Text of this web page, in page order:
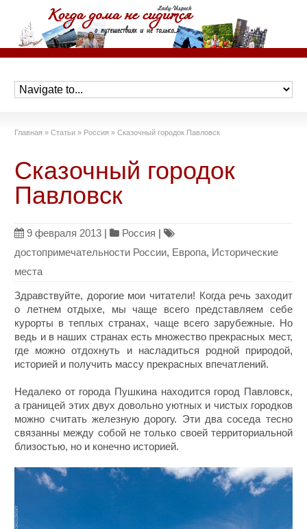
Главная » Статьи » Россия » Сказочный городок Павловск
Сказочный городок
Павловск
9 февраля 2013 | Россия |
достопримечательности России, Европа, Исторические
места
Здравствуйте, дорогие мои читатели! Когда речь заходит
о летнем отдыхе, мы чаще всего представляем себе
курорты в теплых странах, чаще всего зарубежные. Но
ведь и в наших странах есть множество прекрасных мест,
где можно отдохнуть и насладиться родной природой,
историей и получить массу прекрасных впечатлений.
Недалеко от города Пушкина находится город Павловск,
а границей этих двух довольно уютных и чистых городков
можно считать железную дорогу. Эти два соседа тесно
связанны между собой не только своей территориальной
близостью, но и конечно историей.